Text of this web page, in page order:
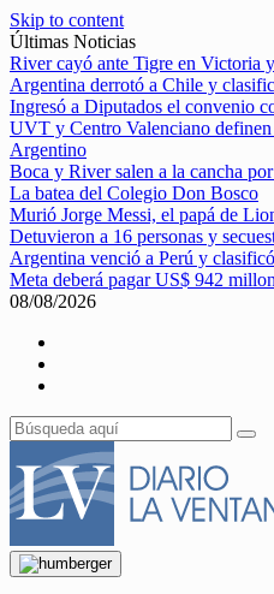
Skip to content
Últimas Noticias
River cayó ante Tigre en Victoria
Argentina derrotó a Chile y
Ingresó a Diputados el convenio
UVT y Centro Valenciano
Argentino
Boca y River salen a la cancha
La batea del Colegio Don Bosco
Murió Jorge Messi, el papá de
Detuvieron a 16 personas y
Argentina venció a Perú y
Meta deberá pagar US$ 942
08/08/2026